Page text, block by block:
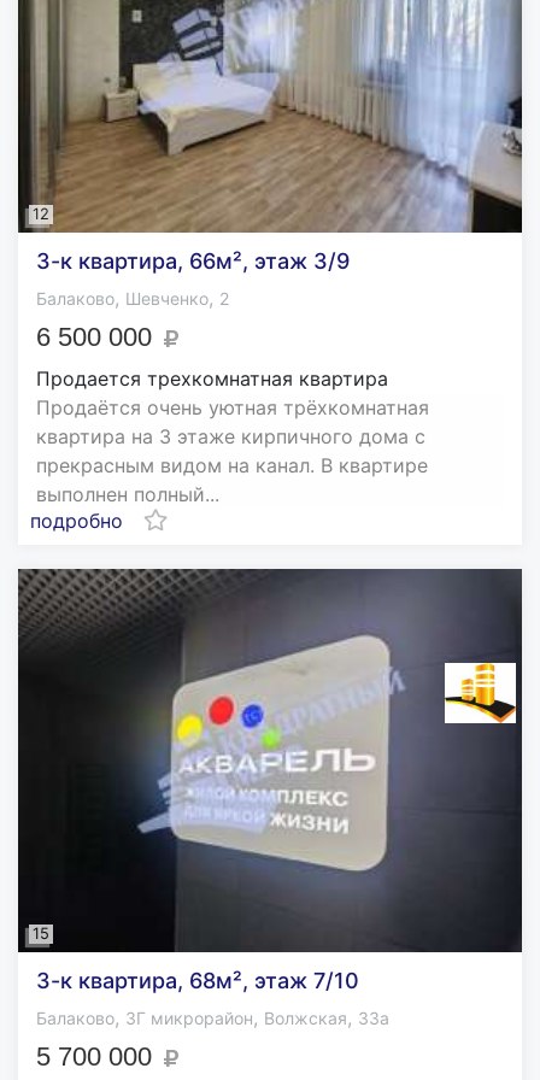
12
3-к квартира, 66м², этаж 3/9
Балаково, Шевченко, 2
6 500 000
Продается трехкомнатная квартира
Продаётся очень уютная трёхкомнатная
квартира на 3 этаже кирпичного дома с
прекрасным видом на канал. В квартире
выполнен полный...
подробно
15
3-к квартира, 68м², этаж 7/10
Балаково, 3Г микрорайон, Волжская, 33а
5 700 000